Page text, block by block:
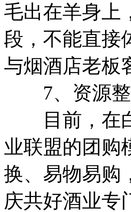
毛出在羊身上
段，不能直接
与烟酒店老板
7、资源整
目前，在白
业联盟的团购
换、易物易购
庆共好酒业专